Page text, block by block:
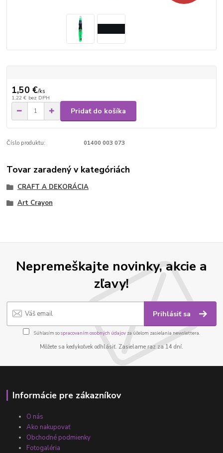
1,50 €/ks
1,22 € bez DPH
Pridať do košíka
Číslo produktu: 01400 003 073
Tovar zaradený v kategóriách
CRAFT A DEKORÁCIA
Art Crayon
Nepremeškajte novinky, akcie a
zľavy!
Prihlásiť sa
Súhlasím sospracovaním osobných údajov za účelom zasielania newslettera.
Môžete sa kedykoľvek odhlásiť. Zasielame raz za 14 dní.
Informácie pre zákazníkov
O nás
Ako nakupovať
Obchodné podmienky
Fotogaléria